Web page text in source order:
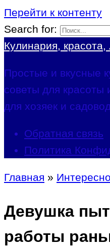
Перейти к контенту
Search for:
Кулинария,
Простые и вкусные
советы для красоты
для хозяек и
Обратная связь
Политика
Главная » Интересно
Девушка
работы